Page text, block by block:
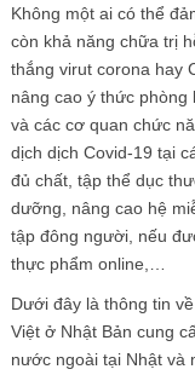
Không một ai có thể
còn khả năng chữa trị
thắng virut corona hay
nâng cao ý thức
và các cơ quan chức
dịch dịch Covid-19 tại
đủ chất, tập thể dục
dưỡng, nâng cao hệ
tập đông người, nếu
thực phẩm online,…
Dưới đây là thông tin
Việt ở Nhật Bản cung
nước ngoài tại Nhật và